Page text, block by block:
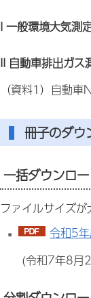
I 一般環境大気測
II 自動車排出ガス
（資料1）自動車
冊子のダウ
一括ダウンロ
ファイルサイズ
令和5
(令和7年8月